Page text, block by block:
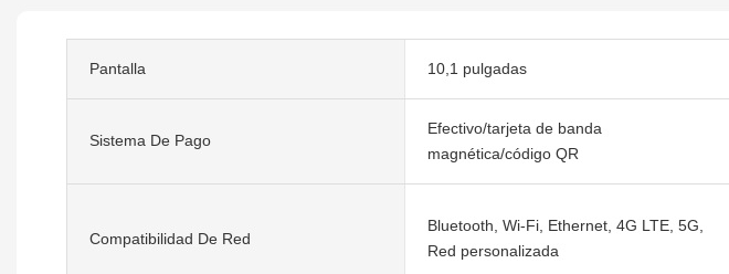
Pantalla 10,1 pulgadas
Sistema De Pago
Efectivo/tarjeta de banda
magnética/código QR
Compatibilidad De Red
Bluetooth, Wi-Fi, Ethernet, 4G LTE, 5G,
Red personalizada